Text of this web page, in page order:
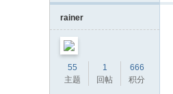
rainer
55
主题
1
回帖
666
积分